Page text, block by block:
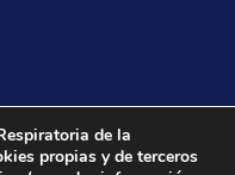
de la
propias y de terceros